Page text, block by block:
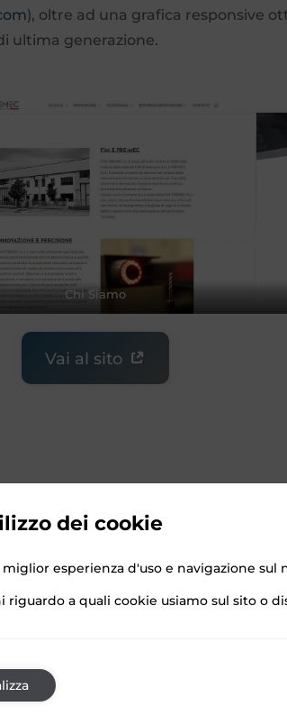
), oltre ad una grafica responsive
ultima generazione.
Chi Siamo
Vai al sito
Sitemap
dei cookie
esperienza d'uso e navigazione sul
riguardo a quali cookie usiamo sul sito o